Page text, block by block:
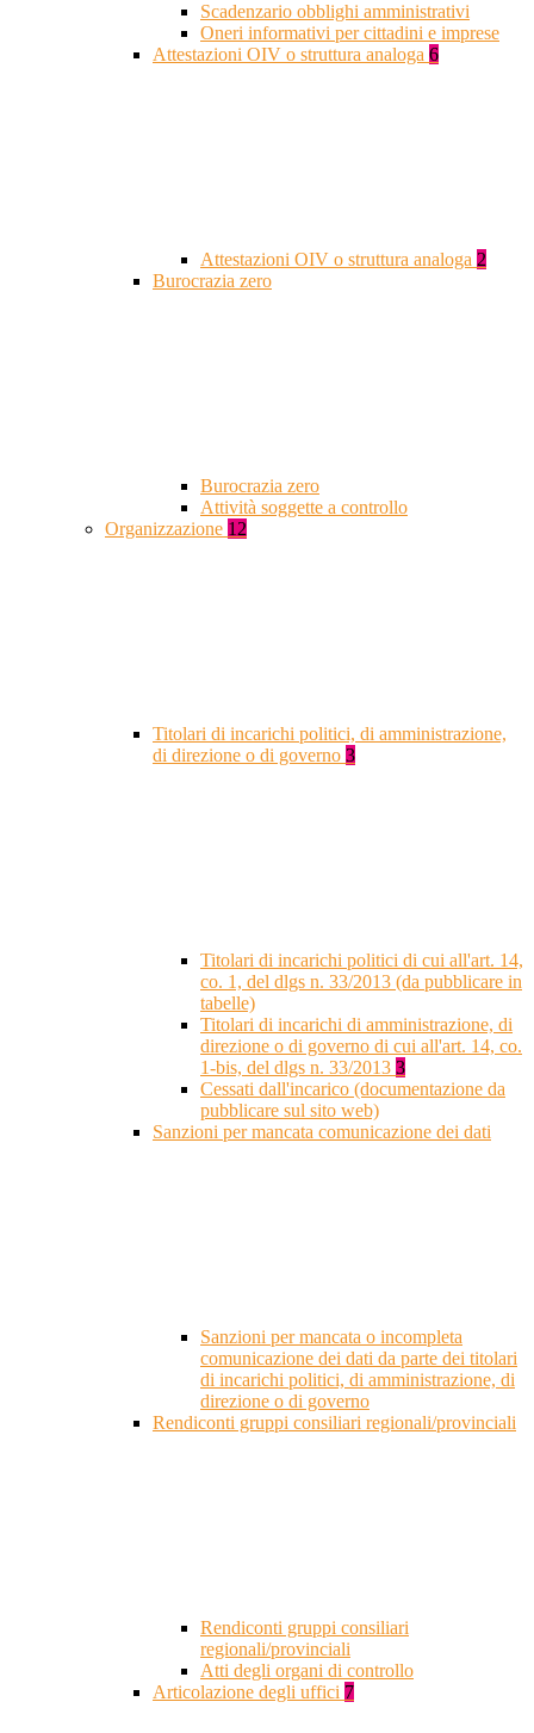
Scadenzario obblighi amministrativi
Oneri informativi per cittadini e imprese
Attestazioni OIV o struttura analoga 6
Attestazioni OIV o struttura analoga 2
Burocrazia zero
Burocrazia zero
Attività soggette a controllo
Organizzazione 12
Titolari di incarichi politici, di amministrazione,
di direzione o di governo 3
Titolari di incarichi politici di cui all'art. 14,
co. 1, del dlgs n. 33/2013 (da pubblicare in
tabelle)
Titolari di incarichi di amministrazione, di
direzione o di governo di cui all'art. 14, co.
1-bis, del dlgs n. 33/2013 3
Cessati dall'incarico (documentazione da
pubblicare sul sito web)
Sanzioni per mancata comunicazione dei dati
Sanzioni per mancata o incompleta
comunicazione dei dati da parte dei titolari
di incarichi politici, di amministrazione, di
direzione o di governo
Rendiconti gruppi consiliari regionali/provinciali
Rendiconti gruppi consiliari
regionali/provinciali
Atti degli organi di controllo
Articolazione degli uffici 7